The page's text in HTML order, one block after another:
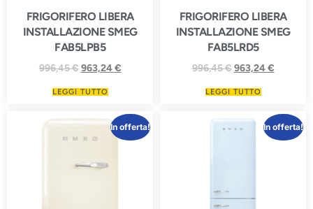
FRIGORIFERO LIBERA
INSTALLAZIONE SMEG
FAB5LPB5
996,45€ 963,24€
LEGGI TUTTO
FRIGORIFERO LIBERA
INSTALLAZIONE SMEG
FAB5LRD5
996,45€ 963,24€
LEGGI TUTTO
In offerta! In offerta!